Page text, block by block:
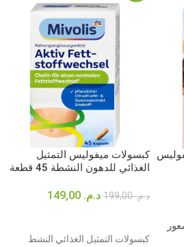
كبسولات ميفوليس التمثيل
الغذائي للدهون النشطة 45 قطعة
د.م.199,00 د.م.
كبسولات التمثيل الغذائي النشط